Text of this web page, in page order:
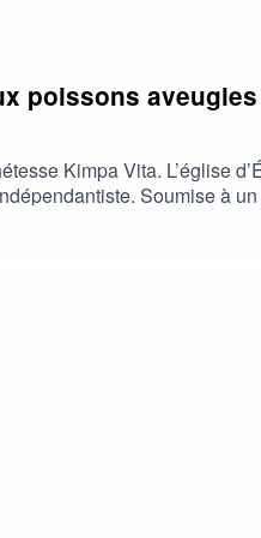
poissons aveugles
Kimpa Vita. L’église
Soumise à
débris oniriques et,
à la science-fiction
DuchâteletAyoh Kré
coloniale et
sons. Son travail